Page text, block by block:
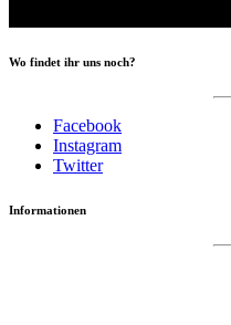
Wo findet ihr uns noch?
Facebook
Instagram
Twitter
Informationen